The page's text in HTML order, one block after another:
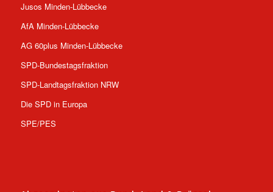
Jusos Minden-Lübbecke
AfA Minden-Lübbecke
AG 60plus Minden-Lübbecke
SPD-Bundestagsfraktion
SPD-Landtagsfraktion NRW
Die SPD in Europa
SPE/PES